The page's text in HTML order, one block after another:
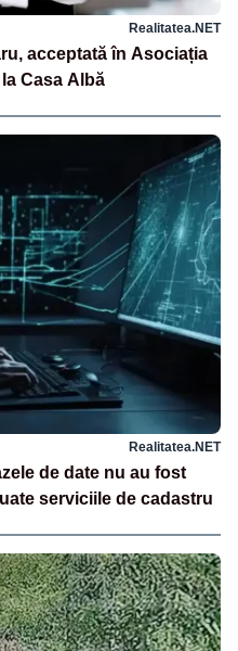
Realitatea.NET
acceptată în Asociația
Casa Albă
Realitatea.NET
de date nu au fost
serviciile de cadastru